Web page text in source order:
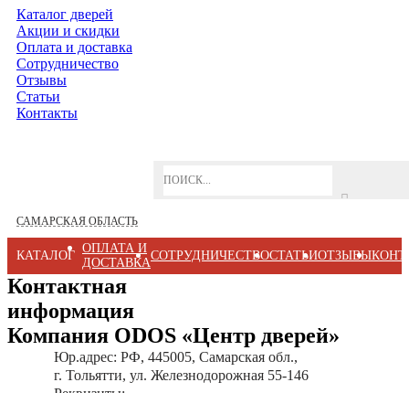
Каталог дверей
Акции и скидки
Оплата и доставка
Сотрудничество
Отзывы
Статьи
Контакты
САМАРСКАЯ ОБЛАСТЬ
КАТАЛОГ
ОПЛАТА И
ДОСТАВКА
СОТРУДНИЧЕСТВОСТАТЬИОТЗЫВЫ
Контактная
информация
Компания ODOS «Центр дверей»
Юр.адрес: РФ, 445005, Самарская обл.,
г. Тольятти, ул. Железнодорожная 55-146